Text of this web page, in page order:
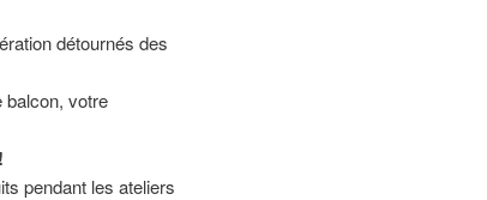
détournés des
balcon, votre
pendant les ateliers